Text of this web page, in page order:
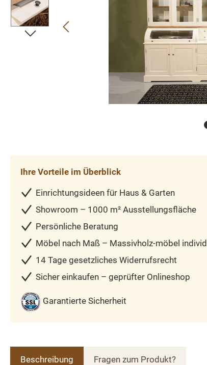
Ihre Vorteile im Überblick
Einrichtungsideen für Haus & Garten
Showroom – 1000 m² Ausstellungsfläche
Persönliche Beratung
Möbel nach Maß – Massivholz-möbel
14 Tage gesetzliches Widerrufsrecht
Sicher einkaufen – geprüfter Onlineshop
Garantierte Sicherheit
Beschreibung Fragen zum Produkt?